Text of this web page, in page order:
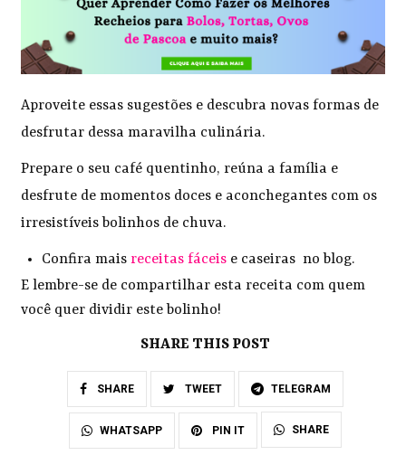
Aproveite essas sugestões e descubra novas formas de
desfrutar dessa maravilha culinária.
Prepare o seu café quentinho, reúna a família e
desfrute de momentos doces e aconchegantes com os
irresistíveis bolinhos de chuva.
Confira mais receitas fáceise caseiras no blog.
E lembre-se de compartilhar esta receita com quem
você quer dividir este bolinho!
SHARE THIS POST
SHARE TWEET TELEGRAM
WHATSAPP PIN IT SHARE